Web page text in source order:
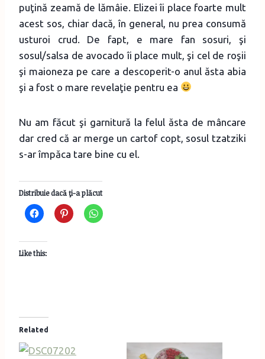
puţină zeamă de lămâie. Elizei îi place foarte mult
acest sos, chiar dacă, în general, nu prea consumă
usturoi crud. De fapt, e mare fan sosuri, şi
sosul/salsa de avocado îi place mult, şi cel de roşii
şi maioneza pe care a descoperit-o anul ăsta abia
şi a fost o mare revelaţie pentru ea
Nu am făcut şi garnitură la felul ăsta de mâncare
dar cred că ar merge un cartof copt, sosul tzatziki
s-ar împăca tare bine cu el.
Distribuie dacă ţi-a plăcut
Like this:
Related